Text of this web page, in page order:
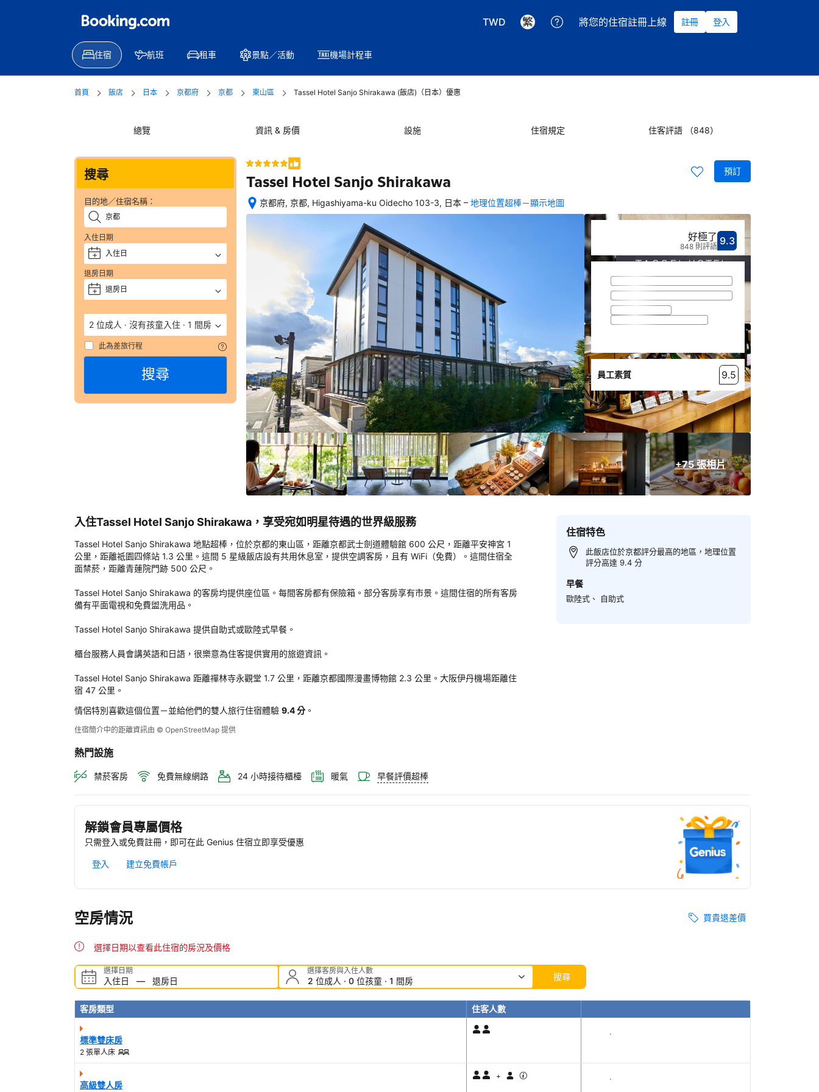
TWD 將您的住宿註冊上線 註冊 登入
住宿 航班 租車 景點／活動 機場計程車
首頁 飯店 日本 京都府 京都 東山區 Tassel Hotel Sanjo Shirakawa (飯店)（日本）優惠
總覽 資訊 & 房價 設施 住宿規定 住客評語 （848）
搜尋
目的地／住宿名稱：
入住日期
+ 入住日
退房日期
+ 退房日
2 位成人 · 沒有孩童入住 · 1 間房
此為差旅行程
搜尋
預訂
Tassel Hotel Sanjo Shirakawa
京都府, 京都, Higashiyama-ku Oidecho 103-3, 日本
位
9.4/10！
（分
數
整
自
832
評
語）
由
顧
客
於
實
住
Hotel
Sanjo
評
– 地理位置超棒－顯示地圖
+75 張相片
分數9.3分
9.3評比好極了
好極了
848 則評語
員工素質 9.5
入住Tassel Hotel Sanjo Shirakawa，享受宛如明星待遇的世界級服務
Tassel Hotel Sanjo Shirakawa 地點超棒，位於京都的東山區，距離京都武士劍道體驗館 600 公尺，距離平安神宮 1
公里，距離祗園四條站 1.3 公里。這間 5 星級飯店設有共用休息室，提供空調客房，且有 WiFi（免費）。這間住宿全
面禁菸，距離青蓮院門跡 500 公尺。
Tassel Hotel Sanjo Shirakawa 的客房均提供座位區。每間客房都有保險箱。部分客房享有市景。這間住宿的所有客房
備有平面電視和免費盥洗用品。
Tassel Hotel Sanjo Shirakawa 提供自助式或歐陸式早餐。
櫃台服務人員會講英語和日語，很樂意為住客提供實用的旅遊資訊。
Tassel Hotel Sanjo Shirakawa 距離禪林寺永觀堂 1.7 公里，距離京都國際漫畫博物館 2.3 公里。大阪伊丹機場距離住
宿 47 公里。
情侶特別喜歡這個位置－並給他們的雙人旅行住宿體驗 9.4 分 。
住宿簡介中的距離資訊由 © OpenStreetMap 提供
熱門設施
禁菸客房 免費無線網路 24 小時接待櫃檯 暖氣 早餐評價超棒
住宿特色
此飯店位於京都評分最高的地區，地理位置
評分高達 9.4 分
早餐
歐陸式、 自助式
解鎖會員專屬價格
只需登入或免費註冊，即可在此 Genius 住宿立即享受優惠
登入 建立免費帳戶
空房情況 買貴退差價
選擇日期以查看此住宿的房況及價格
選擇日期
入住日 — 退房日
選擇客房與入住人數
2 位成人 · 0 位孩童 · 1 間房 搜尋
客房類型 住客人數
標準雙床房
2 張單人床
顯示價格
高級雙人房
+ 顯示價格